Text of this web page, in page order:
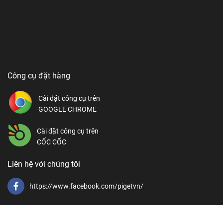
Công cụ đặt hàng
Cài đặt công cụ trên
GOOGLE CHROME
Cài đặt công cụ trên
CỐC CỐC
Liên hệ với chúng tôi
https://www.facebook.com/pigetvn/